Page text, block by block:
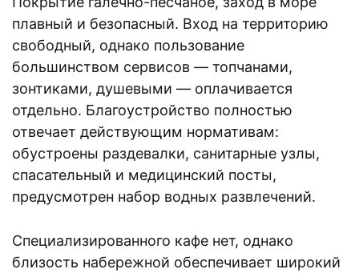
плавный и безопасный. Вход на территорию
свободный, однако пользование
большинством сервисов — топчанами,
зонтиками, душевыми — оплачивается
отдельно. Благоустройство полностью
отвечает действующим нормативам:
обустроены раздевалки, санитарные узлы,
спасательный и медицинский посты,
предусмотрен набор водных развлечений.
Специализированного кафе нет, однако
близость набережной обеспечивает широкий